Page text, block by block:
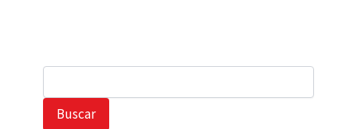
Buscar